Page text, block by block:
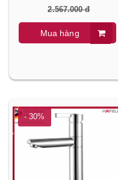
2.567.000 đ
Mua hàng
- 30%